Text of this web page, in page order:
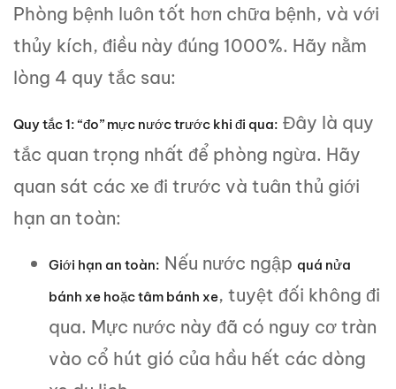
Phòng bệnh luôn tốt hơn chữa bệnh, và với
thủy kích, điều này đúng 1000%. Hãy nằm
lòng 4 quy tắc sau:
Quy tắc 1: “đo” mực nước trước khi đi qua: Đây là quy
tắc quan trọng nhất để phòng ngừa. Hãy
quan sát các xe đi trước và tuân thủ giới
hạn an toàn:
Giới hạn an toàn: Nếu nước ngập quá nửa
bánh xe hoặc tâm bánh xe, tuyệt đối không đi
qua. Mực nước này đã có nguy cơ tràn
vào cổ hút gió của hầu hết các dòng